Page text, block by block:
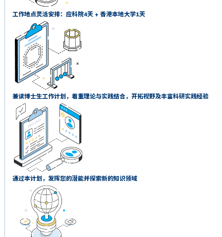
工作地点灵活安排：应科院4天 + 香港本地大学1天
兼读博士生工作计划，着重理论与实践结合，开拓视野及丰富科研实践经验
通过本计划，发挥您的潜能并探索新的知识领域